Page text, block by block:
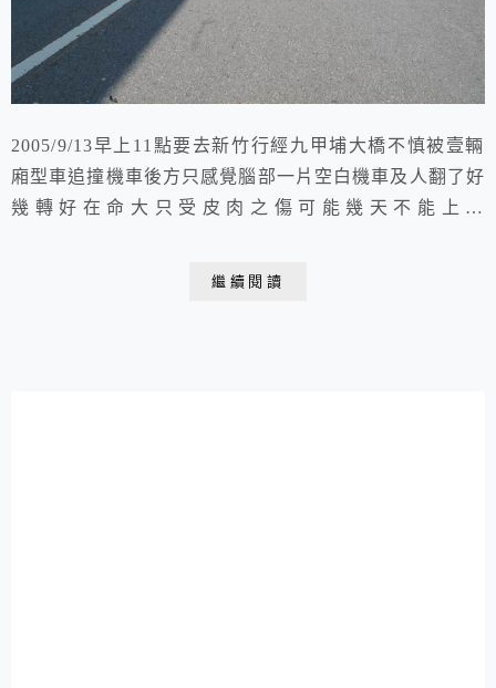
2005/9/13早上11點要去新竹行經九甲埔大橋不慎被壹輛
廂型車追撞機車後方只感覺腦部一片空白機車及人翻了好
幾轉好在命大只受皮肉之傷可能幾天不能上班
繼續閱讀